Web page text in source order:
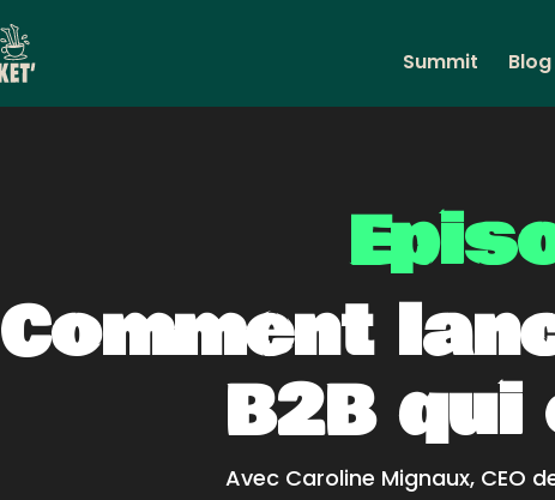
Summit Blog
Comment
B2B
Avec Caroline Mignaux, CEO